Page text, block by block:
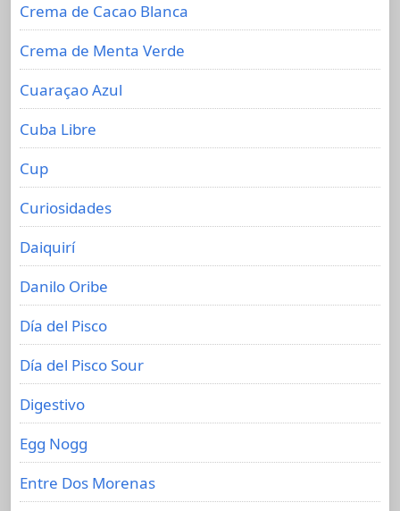
Crema de Cacao Blanca
Crema de Menta Verde
Cuaraçao Azul
Cuba Libre
Cup
Curiosidades
Daiquirí
Danilo Oribe
Día del Pisco
Día del Pisco Sour
Digestivo
Egg Nogg
Entre Dos Morenas